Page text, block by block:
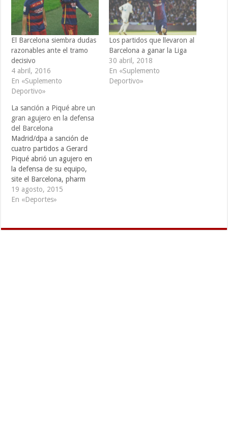
El Barcelona siembra dudas
razonables ante el tramo
decisivo
4 abril, 2016
En «Suplemento
Deportivo»
Los partidos que llevaron al
Barcelona a ganar la Liga
30 abril, 2018
En «Suplemento
Deportivo»
La sanción a Piqué abre un
gran agujero en la defensa
del Barcelona
Madrid/dpa a sanción de
cuatro partidos a Gerard
Piqué abrió un agujero en
la defensa de su equipo,
site el Barcelona, pharm
que tendrá que afrontar el
comienzo de la Liga
Piqué fue suspendido por
19 agosto, 2015
En «Deportes»